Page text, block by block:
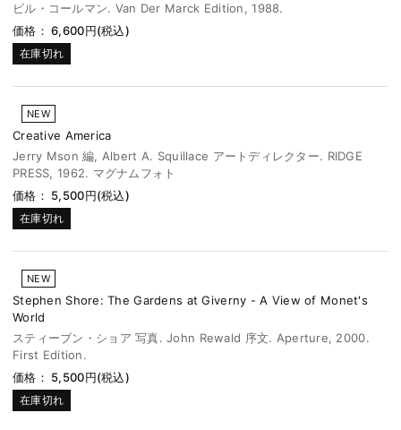
ビル・コールマン. Van Der Marck Edition, 1988.
価格： 6,600円(税込)
在庫切れ
NEW
Creative America
Jerry Mson 編, Albert A. Squillace アートディレクター. RIDGE
PRESS, 1962. マグナムフォト
価格： 5,500円(税込)
在庫切れ
NEW
Stephen Shore: The Gardens at Giverny - A View of Monet's
World
スティーブン・ショア 写真. John Rewald 序文. Aperture, 2000.
First Edition.
価格： 5,500円(税込)
在庫切れ